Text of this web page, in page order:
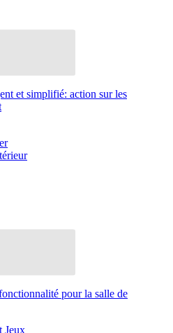
et simplifié: action sur les
pour la salle de
Jeux